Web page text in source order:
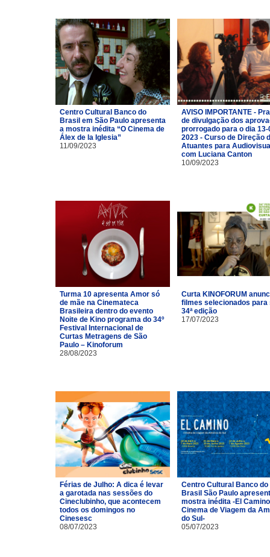
Centro Cultural Banco do
Brasil em São Paulo apresenta
a mostra inédita “O Cinema de
Álex de la Iglesia”
11/09/2023
AVISO IMPORTANTE -
de divulgação dos
prorrogado para o dia 13-
2023 - Curso de Direção
Atuantes para
com Luciana Canton
10/09/2023
Turma 10 apresenta Amor só
de mãe na Cinemateca
Brasileira dentro do evento
Noite de Kino programa do 34º
Festival Internacional de
Curtas Metragens de São
Paulo – Kinoforum
28/08/2023
Curta KINOFORUM
filmes selecionados para
34ª edição
17/07/2023
Férias de Julho: A dica é levar
a garotada nas sessões do
Cineclubinho, que acontecem
todos os domingos no
Cinesesc
08/07/2023
Centro Cultural Banco do
Brasil São Paulo
mostra inédita -El
Cinema de Viagem da
do Sul-
05/07/2023